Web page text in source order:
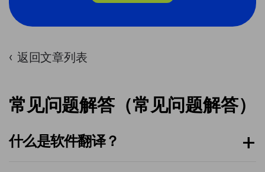
› 返回文章列表
常见问题解答（常见问题解答）
什么是软件翻译？